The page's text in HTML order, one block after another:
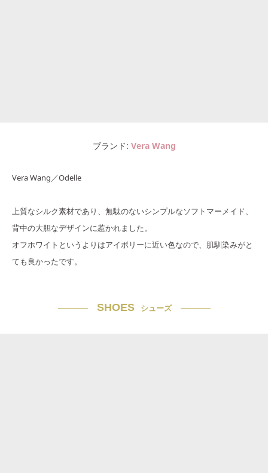
ブランド Vera Wang
Vera Wang／Odelle
上質なシルク素材であり、無駄のないシンプルなソフトマーメイド、
背中の大胆なデザインに惹かれました。
オフホワイトというよりはアイボリーに近い色なので、肌馴染みがと
ても良かったです。
SHOES シューズ